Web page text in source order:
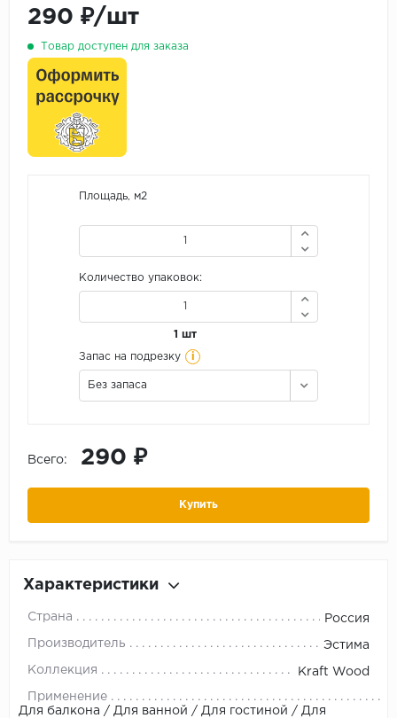
290 ₽/шт
Товар доступен для заказа
Площадь, м2
Количество упаковок:
1 шт
Запас на подрезку i
Без запаса
Всего: 290 ₽
Купить
Характеристики
Страна Россия
Производитель Эстима
Коллекция Kraft Wood
Применение
Для балкона / Для ванной / Для гостиной / Для